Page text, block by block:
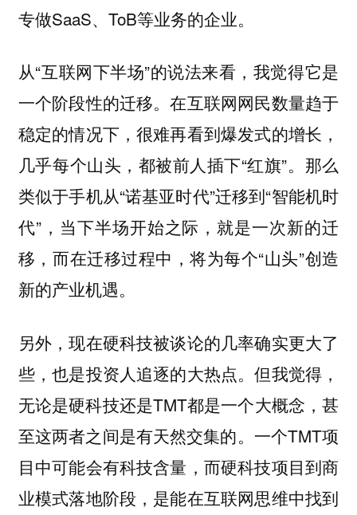
专做SaaS、ToB等业务的企业。
从“互联网下半场”的说法来看，我觉得它是
一个阶段性的迁移。在互联网网民数量趋于
稳定的情况下，很难再看到爆发式的增长，
几乎每个山头，都被前人插下“红旗”。那么
类似于手机从“诺基亚时代”迁移到“智能机时
代”，当下半场开始之际，就是一次新的迁
移，而在迁移过程中，将为每个“山头”创造
新的产业机遇。
另外，现在硬科技被谈论的几率确实更大了
些，也是投资人追逐的大热点。但我觉得，
无论是硬科技还是TMT都是一个大概念，甚
至这两者之间是有天然交集的。一个TMT项
目中可能会有科技含量，而硬科技项目到商
业模式落地阶段，是能在互联网思维中找到